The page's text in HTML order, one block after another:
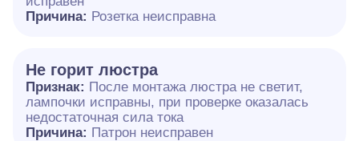
Причина: Розетка неисправна
Не горит люстра
Признак: После монтажа люстра не светит,
лампочки исправны, при проверке оказалась
недостаточная сила тока
Причина: Патрон неисправен